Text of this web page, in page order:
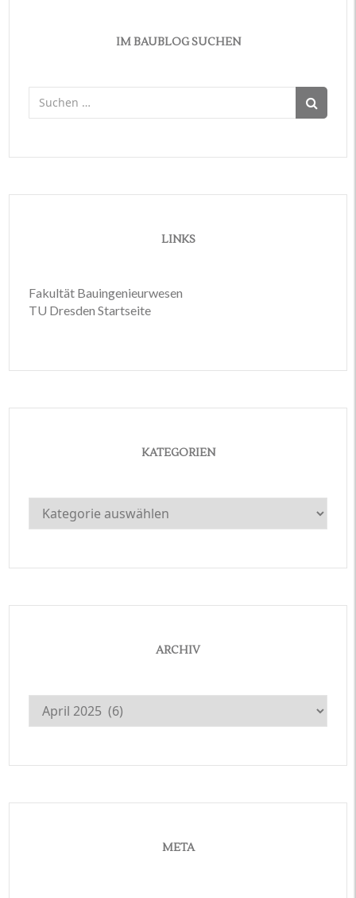
IM BAUBLOG SUCHEN
Suchen
nach:
LINKS
Fakultät Bauingenieurwesen
TU Dresden Startseite
KATEGORIEN
Kategorien
ARCHIV
Archiv
META